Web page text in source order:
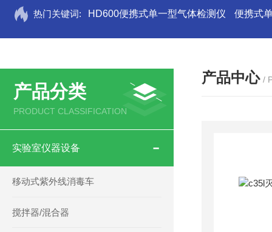
热门关键词: HD600便携式单一型气体检测仪 便携式
产品分类
PRODUCT CLASSIFICATION
实验室仪器设备
移动式紫外线消毒车
搅拌器/混合器
产品中心 /